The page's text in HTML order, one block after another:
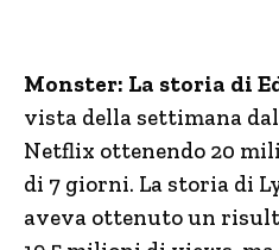
Monster: La storia di
vista della settimana
Netflix ottenendo 20
di 7 giorni. La storia di
aveva ottenuto un